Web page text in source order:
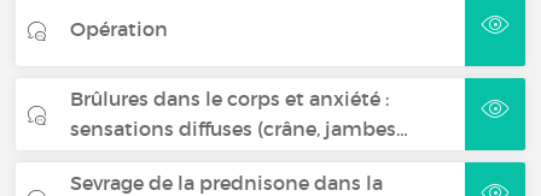
Opération
Brûlures dans le corps et anxiété :
sensations diffuses (crâne, jambes…
Sevrage de la prednisone dans la